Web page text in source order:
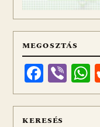
MEGOSZTÁS
KERESÉS